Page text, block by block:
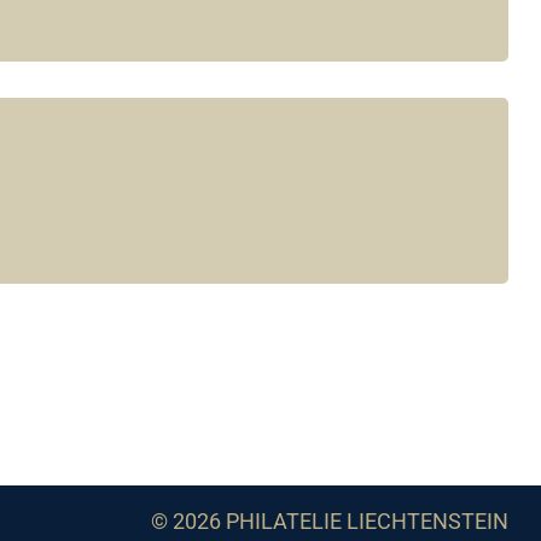
© 2026 PHILATELIE LIECHTENSTEIN